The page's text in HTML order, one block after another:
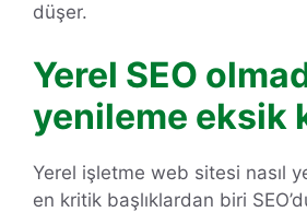
düşer.
Yerel SEO
yenileme eksik
Yerel işletme web sitesi nasıl
en kritik başlıklardan biri